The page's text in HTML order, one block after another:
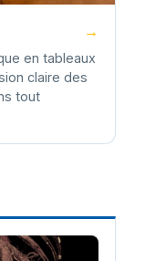
→
en tableaux
claire des
tout